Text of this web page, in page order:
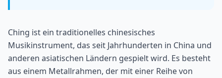
Ching ist ein traditionelles chinesisches
Musikinstrument, das seit Jahrhunderten in China und
anderen asiatischen Ländern gespielt wird. Es besteht
aus einem Metallrahmen, der mit einer Reihe von